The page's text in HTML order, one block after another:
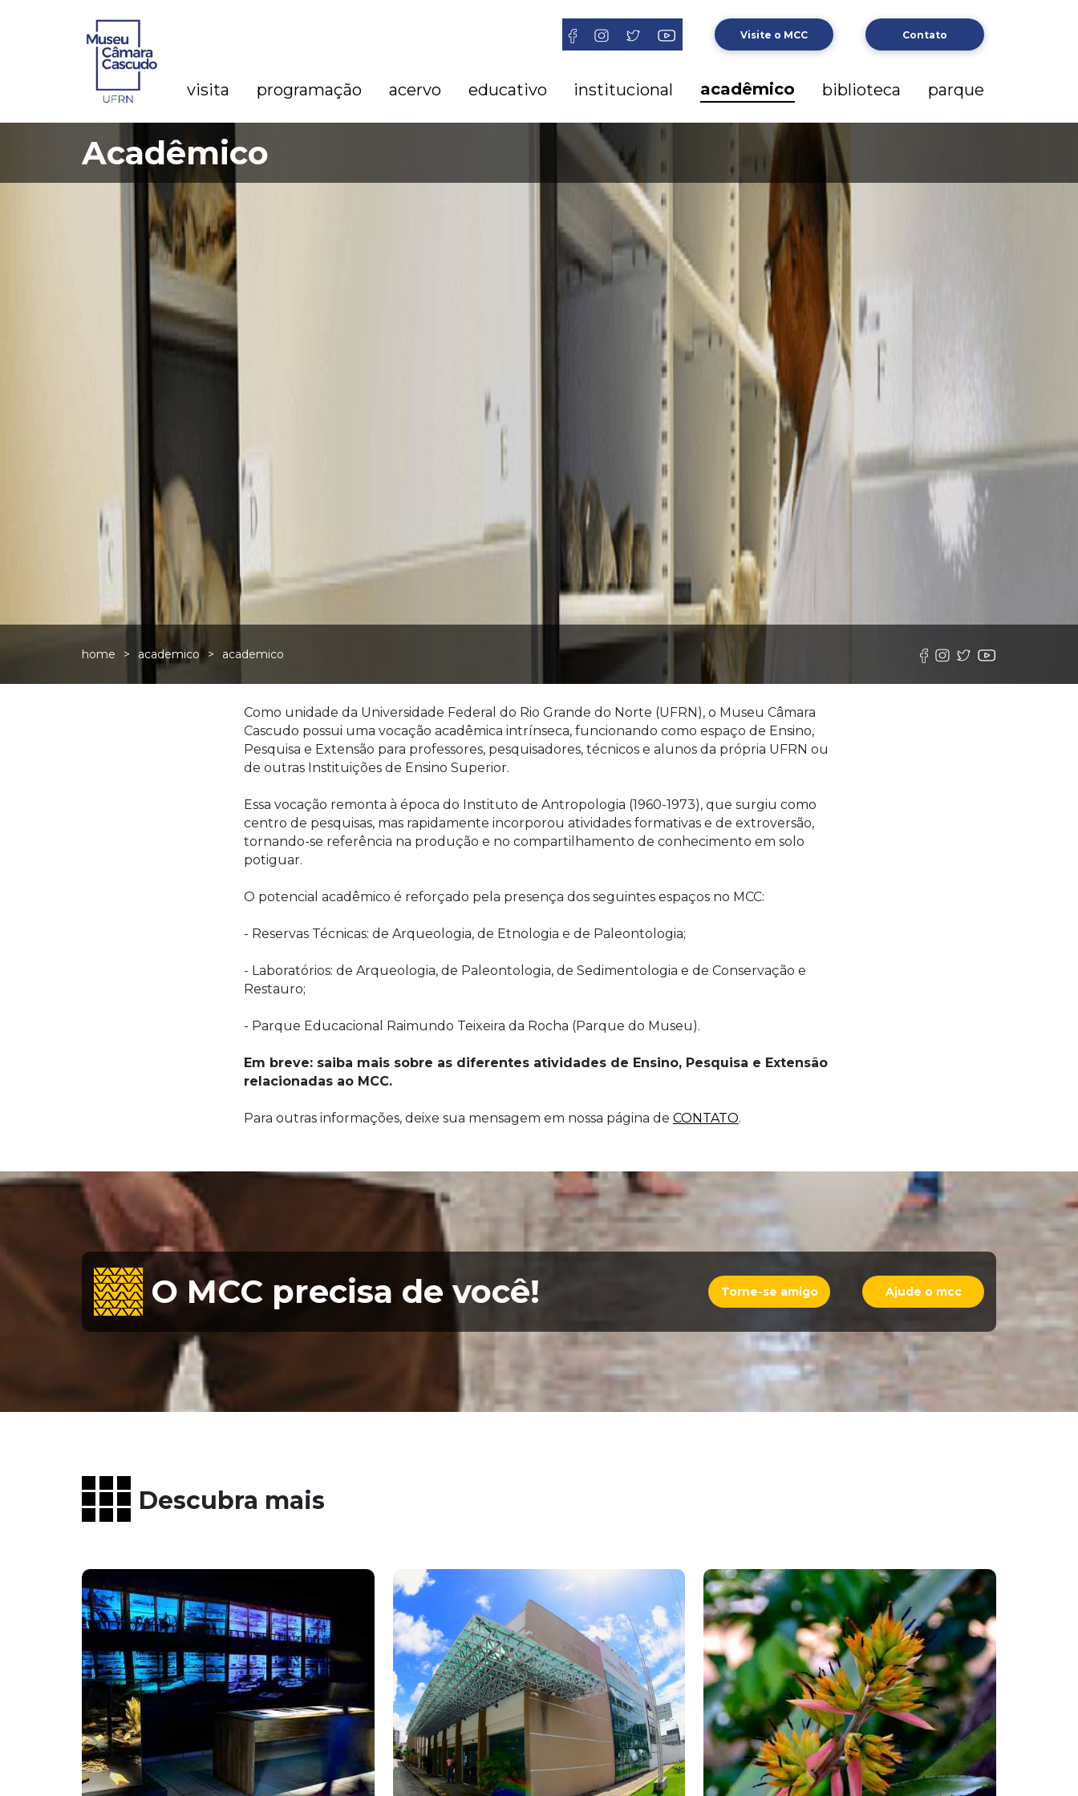
Visite o MCC Contato
visita programação acervo educativo institucional acadêmico biblioteca parque
Acadêmico
home > academico > academico
Como unidade da Universidade Federal do Rio Grande do Norte (UFRN), o Museu Câmara
Cascudo possui uma vocação acadêmica intrínseca, funcionando como espaço de Ensino,
Pesquisa e Extensão para professores, pesquisadores, técnicos e alunos da própria UFRN ou
de outras Instituições de Ensino Superior.
Essa vocação remonta à época do Instituto de Antropologia (1960-1973), que surgiu como
centro de pesquisas, mas rapidamente incorporou atividades formativas e de extroversão,
tornando-se referência na produção e no compartilhamento de conhecimento em solo
potiguar.
O potencial acadêmico é reforçado pela presença dos seguintes espaços no MCC:
- Reservas Técnicas: de Arqueologia, de Etnologia e de Paleontologia;
- Laboratórios: de Arqueologia, de Paleontologia, de Sedimentologia e de Conservação e
Restauro;
- Parque Educacional Raimundo Teixeira da Rocha (Parque do Museu).
Em breve: saiba mais sobre as diferentes atividades de Ensino, Pesquisa e Extensão
relacionadas ao MCC.
Para outras informações, deixe sua mensagem em nossa página de CONTATO.
O MCC precisa de você! Torne-se amigo Ajude o mcc
Descubra mais